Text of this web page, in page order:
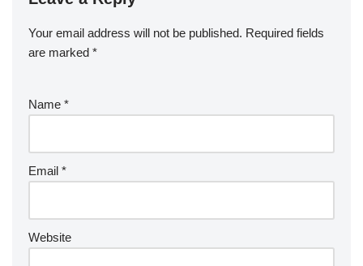
Your email address will not be published. Required fields
are marked *
Name *
Email *
Website